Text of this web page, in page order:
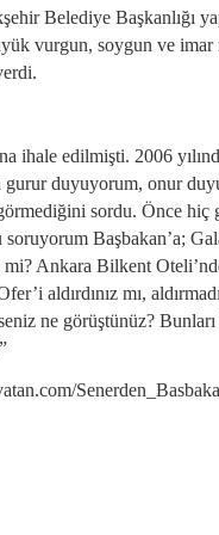
Belediye Başkanlığı
vurgun, soygun ve imar
ihale edilmişti. 2006
gurur duyuyorum, onur
sordu. Önce
Başbakan’a;
Ankara Bilkent
aldırdınız mı,
ne görüştünüz? Bunları